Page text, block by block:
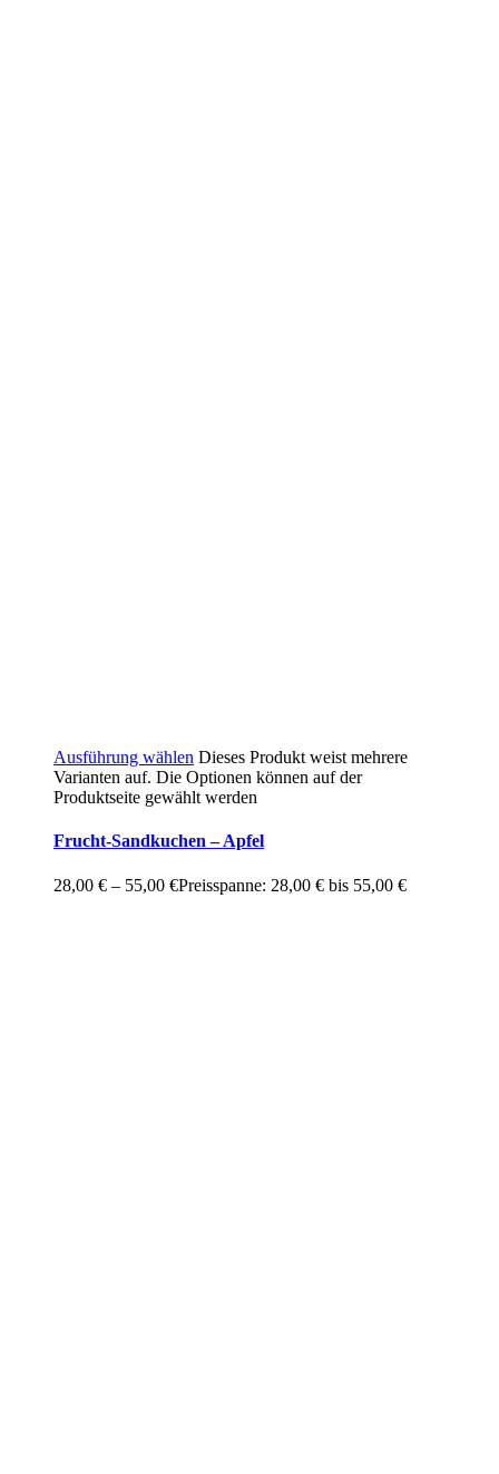
Ausführung wählen Dieses Produkt weist mehrere
Varianten auf. Die Optionen können auf der
Produktseite gewählt werden
Frucht-Sandkuchen – Apfel
28,00 € – 55,00 €Preisspanne: 28,00 € bis 55,00 €